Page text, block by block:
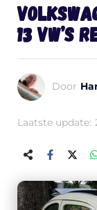
13
Door
Laatste update: